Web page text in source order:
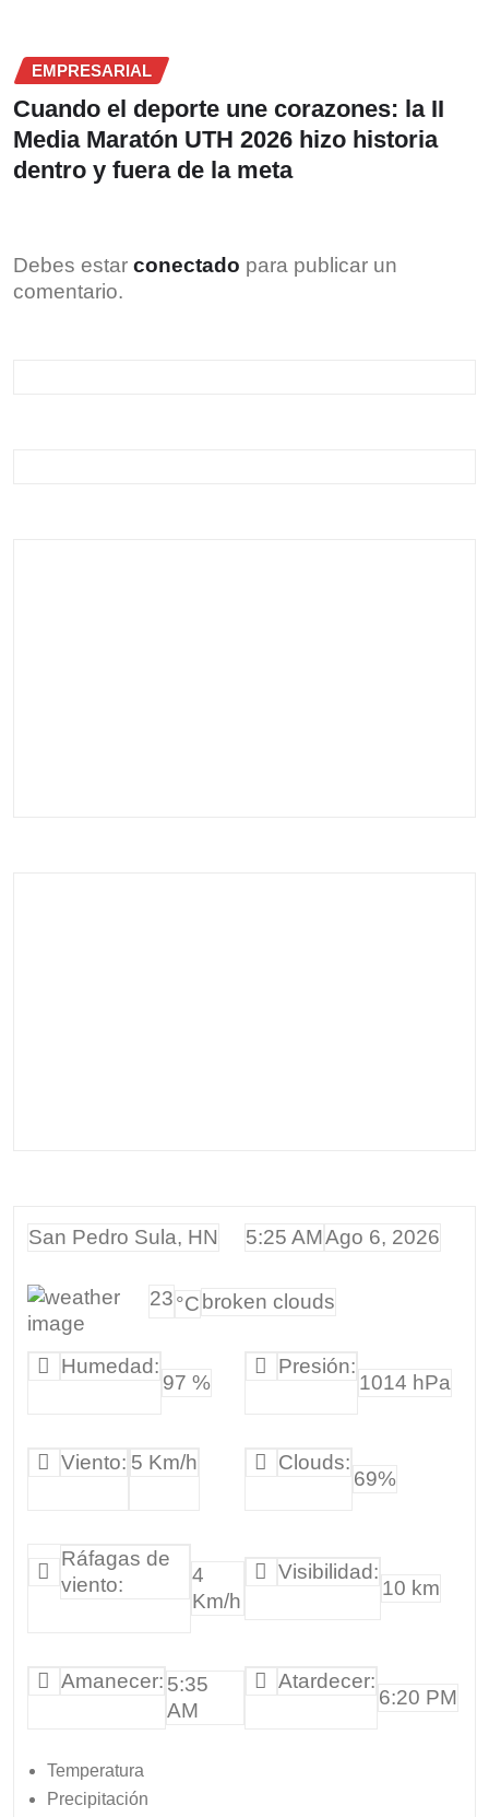
EMPRESARIAL
Cuando el deporte une corazones: la II
Media Maratón UTH 2026 hizo historia
dentro y fuera de la meta
Debes estar conectado para publicar un
comentario.
San Pedro Sula, HN 5:25 AMAgo 6, 2026
23°C broken clouds
Humedad:
97 %
Presión:
1014 hPa
Viento: 5 Km/h Clouds:
69%
Ráfagas de
viento:
4
Km/h
Visibilidad:
10 km
Amanecer: 5:35
AM
Atardecer:
6:20 PM
Temperatura
Precipitación